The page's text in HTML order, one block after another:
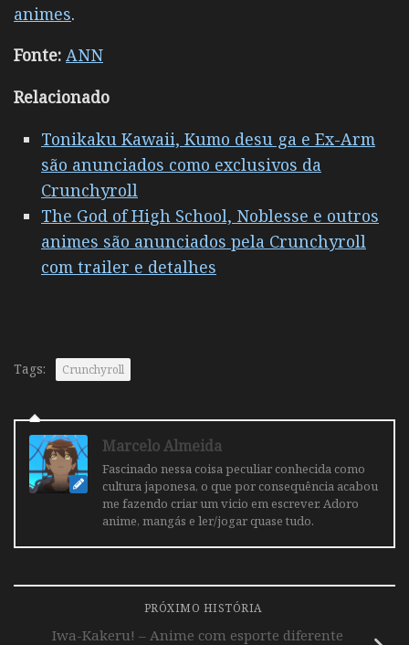
animes.
Fonte: ANN
Relacionado
Tonikaku Kawaii, Kumo desu ga e Ex-Arm
são anunciados como exclusivos da
Crunchyroll
The God of High School, Noblesse e outros
animes são anunciados pela Crunchyroll
com trailer e detalhes
Tags: Crunchyroll
Marcelo Almeida
Fascinado nessa coisa peculiar conhecida como
cultura japonesa, o que por consequência acabou
me fazendo criar um vicio em escrever. Adoro
anime, mangás e ler/jogar quase tudo.
PRÓXIMO HISTÓRIA
Iwa-Kakeru! – Anime com esporte diferente